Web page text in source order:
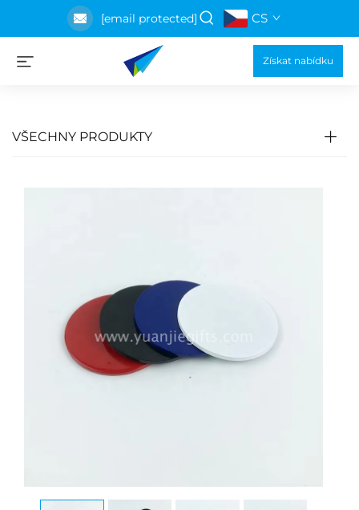
[email protected] CS
Získat nabídku
VŠECHNY PRODUKTY